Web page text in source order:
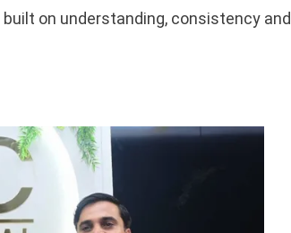
on understanding, consistency and